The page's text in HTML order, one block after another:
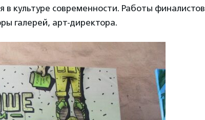
культуре современности. Работы финалистов
галерей, арт-директора.